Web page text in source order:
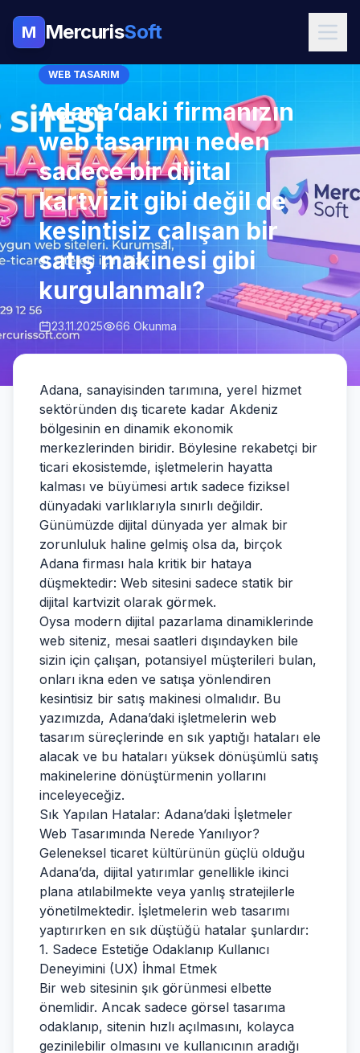
M MercurisSoft
WEB TASARIM
Adana’daki firmanızın
web tasarımı neden
sadece bir dijital
kartvizit gibi değil de
kesintisiz çalışan bir
satış makinesi gibi
kurgulanmalı?
23.11.2025 66 Okunma
Adana, sanayisinden tarımına, yerel hizmet
sektöründen dış ticarete kadar Akdeniz
bölgesinin en dinamik ekonomik
merkezlerinden biridir. Böylesine rekabetçi bir
ticari ekosistemde, işletmelerin hayatta
kalması ve büyümesi artık sadece fiziksel
dünyadaki varlıklarıyla sınırlı değildir.
Günümüzde dijital dünyada yer almak bir
zorunluluk haline gelmiş olsa da, birçok
Adana firması hala kritik bir hataya
düşmektedir: Web sitesini sadece statik bir
dijital kartvizit olarak görmek.
Oysa modern dijital pazarlama dinamiklerinde
web siteniz, mesai saatleri dışındayken bile
sizin için çalışan, potansiyel müşterileri bulan,
onları ikna eden ve satışa yönlendiren
kesintisiz bir satış makinesi olmalıdır. Bu
yazımızda, Adana’daki işletmelerin web
tasarım süreçlerinde en sık yaptığı hataları ele
alacak ve bu hataları yüksek dönüşümlü satış
makinelerine dönüştürmenin yollarını
inceleyeceğiz.
Sık Yapılan Hatalar: Adana’daki İşletmeler
Web Tasarımında Nerede Yanılıyor?
Geleneksel ticaret kültürünün güçlü olduğu
Adana’da, dijital yatırımlar genellikle ikinci
plana atılabilmekte veya yanlış stratejilerle
yönetilmektedir. İşletmelerin web tasarımı
yaptırırken en sık düştüğü hatalar şunlardır:
1. Sadece Estetiğe Odaklanıp Kullanıcı
Deneyimini (UX) İhmal Etmek
Bir web sitesinin şık görünmesi elbette
önemlidir. Ancak sadece görsel tasarıma
odaklanıp, sitenin hızlı açılmasını, kolayca
gezinilebilir olmasını ve kullanıcının aradığı